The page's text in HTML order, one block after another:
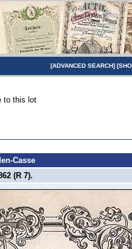
[ADVANCED SEARCH] [
to this lot
Casse
(R 7).